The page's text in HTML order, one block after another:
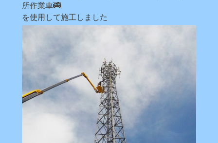
所作業車🚎
を使用して施工しました